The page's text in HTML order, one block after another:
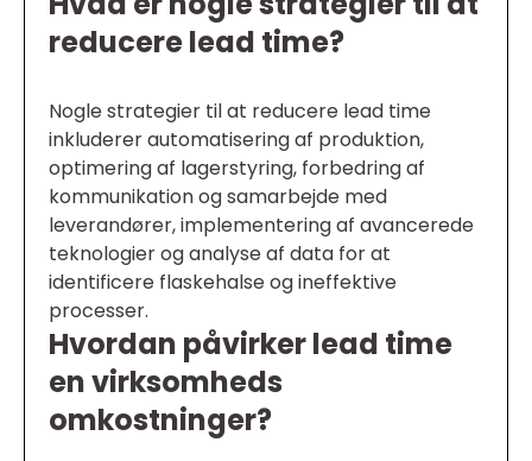
reducere lead time?
Nogle strategier til at reducere lead time
inkluderer automatisering af produktion,
optimering af lagerstyring, forbedring af
kommunikation og samarbejde med
leverandører, implementering af avancerede
teknologier og analyse af data for at
identificere flaskehalse og ineffektive
processer.
Hvordan påvirker lead time
en virksomheds
omkostninger?